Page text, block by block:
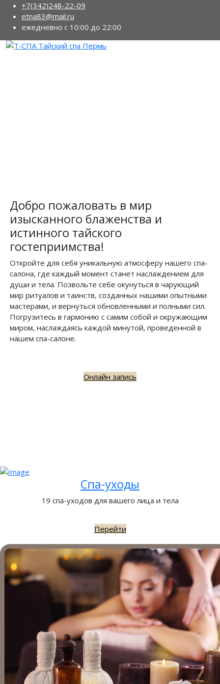
+7(342)248-22-09
etna83@mail.ru
ежедневно с 10:00 до 22:00
Добро пожаловать в мир
изысканного блаженства и
истинного тайского
гостеприимства!
Откройте для себя уникальную атмосферу нашего спа-
салона, где каждый момент станет наслаждением для
души и тела. Позвольте себе окунуться в чарующий
мир ритуалов и таинств, созданных нашими опытными
мастерами, и вернуться обновленными и полными сил.
Погрузитесь в гармонию с самим собой и окружающим
миром, наслаждаясь каждой минутой, проведенной в
нашем спа-салоне.
Онлайн запись
Спа-уходы
19 спа-уходов для вашего лица и тела
Перейти